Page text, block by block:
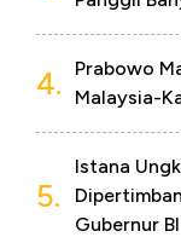
4.
Prabowo
Malaysia-
5.
Istana
Gubernur BI